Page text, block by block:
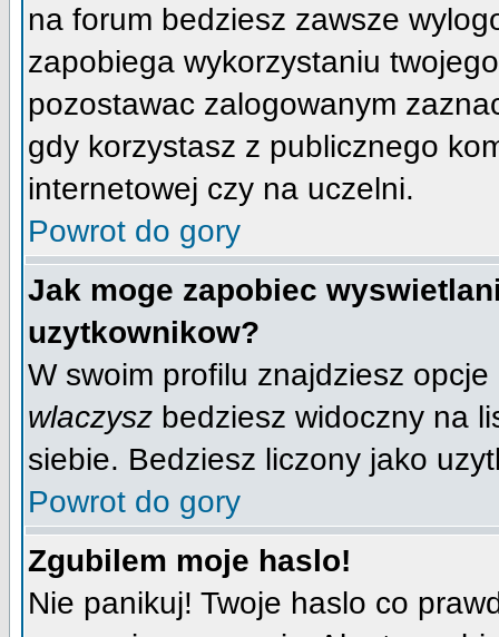
na forum bedziesz zawsze
zapobiega wykorzystaniu
pozostawac zalogowanym
gdy korzystasz z publicznego
internetowej czy na uczelni.
Powrot do gory
Jak moge zapobiec
uzytkownikow?
W swoim profilu znajdziesz opcje
wlaczysz bedziesz widoczny na
siebie. Bedziesz liczony jako
Powrot do gory
Zgubilem moje haslo!
Nie panikuj! Twoje haslo co